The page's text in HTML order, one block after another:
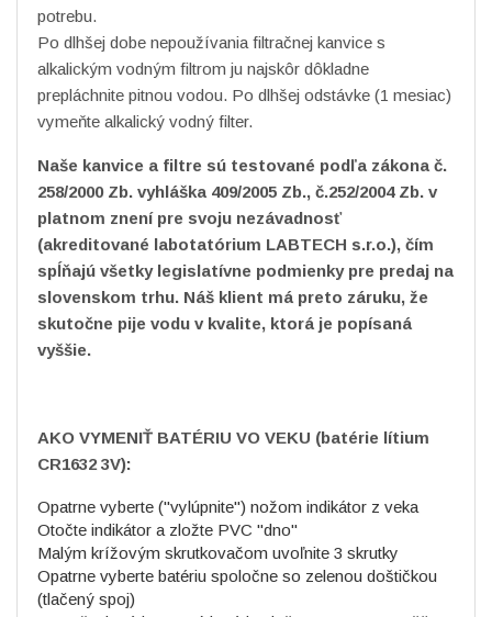
potrebu.
Po dlhšej dobe nepoužívania filtračnej kanvice s
alkalickým vodným filtrom ju najskôr dôkladne
prepláchnite pitnou vodou. Po dlhšej odstávke (1 mesiac)
vymeňte alkalický vodný filter.
Naše kanvice a filtre sú testované podľa zákona č.
258/2000 Zb. vyhláška 409/2005 Zb., č.252/2004 Zb. v
platnom znení pre svoju nezávadnosť
(akreditované labotatórium LABTECH s.r.o.), čím
spĺňajú všetky legislatívne podmienky pre predaj na
slovenskom trhu. Náš klient má preto záruku, že
skutočne pije vodu v kvalite, ktorá je popísaná
vyššie.
AKO VYMENIŤ BATÉRIU VO VEKU (batérie lítium
CR1632 3V):
Opatrne vyberte ("vylúpnite") nožom indikátor z veka
Otočte indikátor a zložte PVC "dno"
Malým krížovým skrutkovačom uvoľnite 3 skrutky
Opatrne vyberte batériu spoločne so zelenou doštičkou
(tlačený spoj)